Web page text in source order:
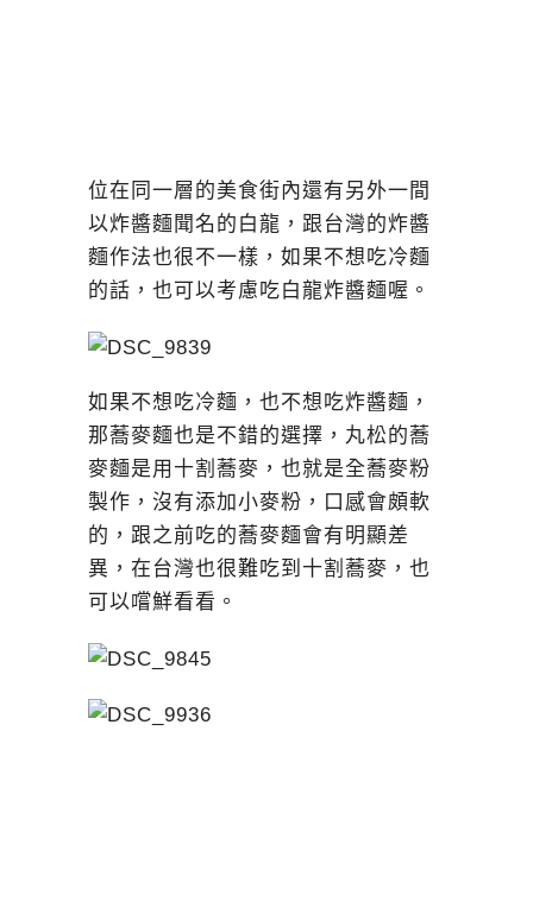
位在同一層的美食街內還有另外一間
以炸醬麵聞名的白龍，跟台灣的炸醬
麵作法也很不一樣，如果不想吃冷麵
的話，也可以考慮吃白龍炸醬麵喔。
如果不想吃冷麵，也不想吃炸醬麵，
那蕎麥麵也是不錯的選擇，丸松的蕎
麥麵是用十割蕎麥，也就是全蕎麥粉
製作，沒有添加小麥粉，口感會頗軟
的，跟之前吃的蕎麥麵會有明顯差
異，在台灣也很難吃到十割蕎麥，也
可以嚐鮮看看。